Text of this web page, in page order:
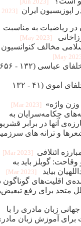
اپوزیسیون ایران
[2023
در ریاضیات به مناسبت
[2023 May]
مخالف کنوانسیون
* حکومت دینی خلفای عباسی (۱۳۲ - ۶۵۶
*حکومت دینی خلفای اموی (۴۱ - ۱۳۲
واژه» [2023 Mar]
چکامه‌سرایان به
آنها در برابر
و ترانه های
ائتلافی [2023 Mar]
گوبلز باید به
بیاید
[2023 Mar]
اقلیت‌های گوناگون
متحد برای رفع
زبان مادری را با
آموزش زبان